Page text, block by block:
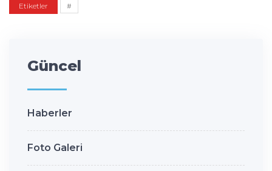
Etiketler #
Güncel
Haberler
Foto Galeri